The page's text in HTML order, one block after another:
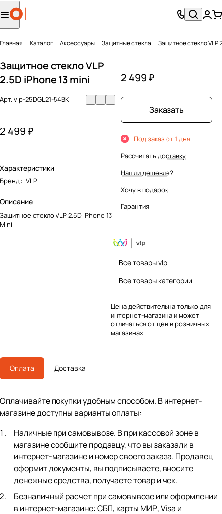
Главная Каталог Аксесcуары Защитные стекла Защитное стекло VLP
Защитное стекло VLP
2.5D iPhone 13 mini
Арт.vlp-25DGL21-54BK
2 499 ₽
Характеристики
Бренд: VLP
Описание
Защитное стекло VLP 2.5D iPhone 13
Mini
2 499 ₽
Заказать
Под заказ от 1 дня
Рассчитать доставку
Нашли дешевле?
Хочу в подарок
Гарантия
Все товары vlp
Все товары категории
Цена действительна только для
интернет-магазина и может
отличаться от цен в розничных
магазинах
Оплата Доставка
Оплачивайте покупки удобным способом. В интернет-
магазине доступны варианты оплаты:
Наличные при самовывозе. В при кассовой зоне в
магазине сообщите продавцу, что вы заказали в
интернет-магазине и номер своего заказа. Продавец
оформит документы, вы подписываете, вносите
денежные средства, получаете товар и чек.
Безналичный расчет при самовывозе или оформлении
в интернет-магазине: СБП, карты МИР, Visa и